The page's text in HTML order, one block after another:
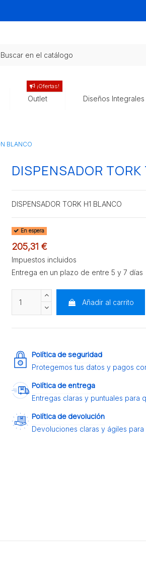
Outlet
¡Ofertas!
Diseños Integrales
BLANCO
DISPENSADOR
DISPENSADOR TORK H1 BLANCO
En espera
205,31 €
Impuestos incluidos
Entrega en un plazo de entre 5 y 7 días
Añadir al carrito
Política de seguridad
Protegemos tus datos y pagos
Política de entrega
Entregas claras y puntuales para
Política de devolución
Devoluciones claras y ágiles